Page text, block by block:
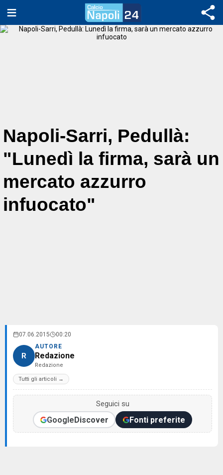
Napoli-Sarri, Pedullà:
"Lunedì la firma, sarà un
mercato azzurro
infuocato"
07.06.2015 00:20
R
AUTORE
Redazione
Redazione
Tutti gli articoli →
Seguici su
GoogleDiscover Fonti preferite